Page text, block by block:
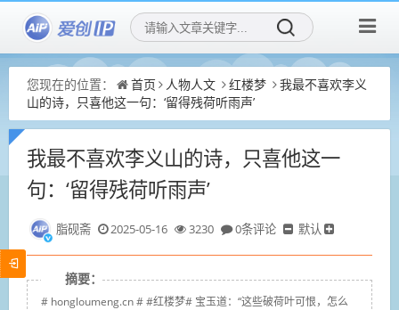
您现在的位置： 首页 人物人文 红楼梦
我最不喜欢李义
山的诗，只喜他这一句：‘留得残荷听雨声’
我最不喜欢李义山的诗，只喜他这一
句：‘留得残荷听雨声’
脂砚斋 2025-05-16 3230 0条评论 默认
摘要：
# hongloumeng.cn # #红楼梦# 宝玉道：“这些破荷叶可恨，怎么